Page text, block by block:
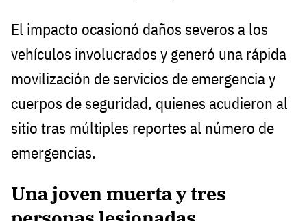
El impacto ocasionó daños severos a los
vehículos involucrados y generó una rápida
movilización de servicios de emergencia y
cuerpos de seguridad, quienes acudieron al
sitio tras múltiples reportes al número de
emergencias.
Una joven muerta y tres